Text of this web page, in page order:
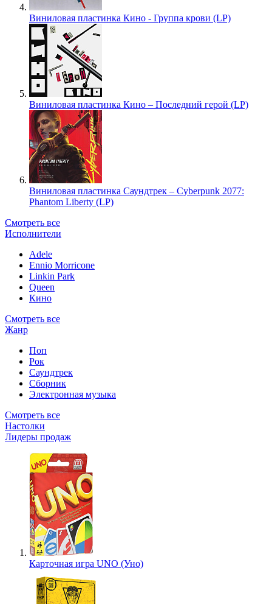
Виниловая пластинка Кино - Группа крови (LP)
Виниловая пластинка Кино – Последний герой (LP)
Виниловая пластинка Саундтрек – Cyberpunk 2077:
Phantom Liberty (LP)
Смотреть все
Исполнители
Adele
Ennio Morricone
Linkin Park
Queen
Кино
Смотреть все
Жанр
Поп
Рок
Саундтрек
Сборник
Электронная музыка
Смотреть все
Настолки
Лидеры продаж
Карточная игра UNO (Уно)